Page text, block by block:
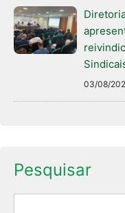
03/08/
Pesquisar